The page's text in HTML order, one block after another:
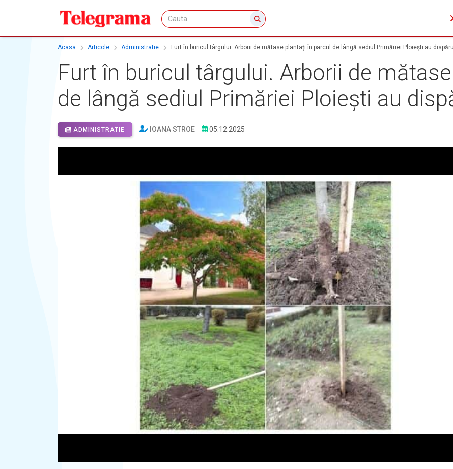
Acasa Articole Administratie Furt în buricul târgului. Arborii de mătase plantați în parcul de lângă sediul Primăriei Ploiești au
Furt în buricul târgului. Arborii de
de lângă sediul Primăriei Ploiești au
ADMINISTRATIE IOANA STROE 05.12.2025